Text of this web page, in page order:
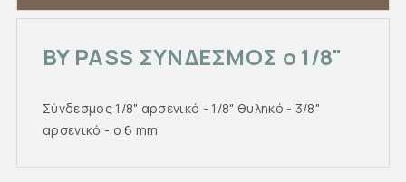
BY PASS ΣΥΝΔΕΣΜΟΣ o 1/8"
Σύνδεσμος 1/8" αρσενικό - 1/8" θυληκό - 3/8"
αρσενικό - o 6 mm